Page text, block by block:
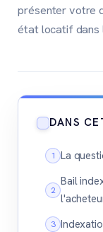
présenter votre
état locatif dans
DANS
La
Bail